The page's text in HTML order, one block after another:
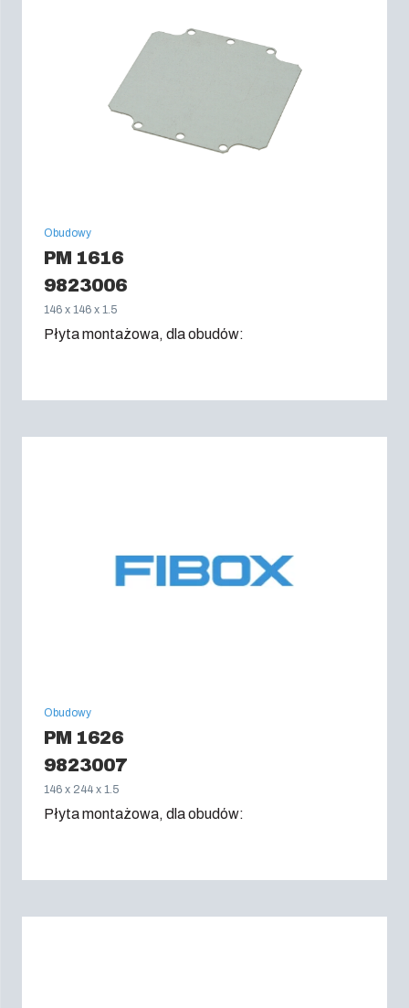
Obudowy
PM 1616
9823006
146 x 146 x 1.5
Płyta montażowa, dla obudów:
Obudowy
PM 1626
9823007
146 x 244 x 1.5
Płyta montażowa, dla obudów: